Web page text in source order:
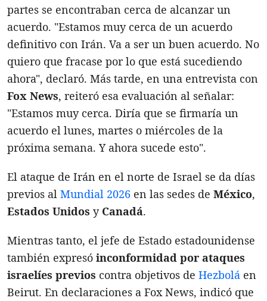
partes se encontraban cerca de alcanzar un
acuerdo. "Estamos muy cerca de un acuerdo
definitivo con Irán. Va a ser un buen acuerdo. No
quiero que fracase por lo que está sucediendo
ahora", declaró. Más tarde, en una entrevista con
Fox News, reiteró esa evaluación al señalar:
"Estamos muy cerca. Diría que se firmaría un
acuerdo el lunes, martes o miércoles de la
próxima semana. Y ahora sucede esto".
El ataque de Irán en el norte de Israel se da días
previos al Mundial 2026 en las sedes de México,
Estados Unidos y Canadá.
Mientras tanto, el jefe de Estado estadounidense
también expresó inconformidad por ataques
israelíes previos contra objetivos de Hezbolá en
Beirut. En declaraciones a Fox News, indicó que